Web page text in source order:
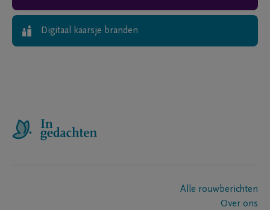
Digitaal kaarsje branden
Alle rouwberichten
Over ons